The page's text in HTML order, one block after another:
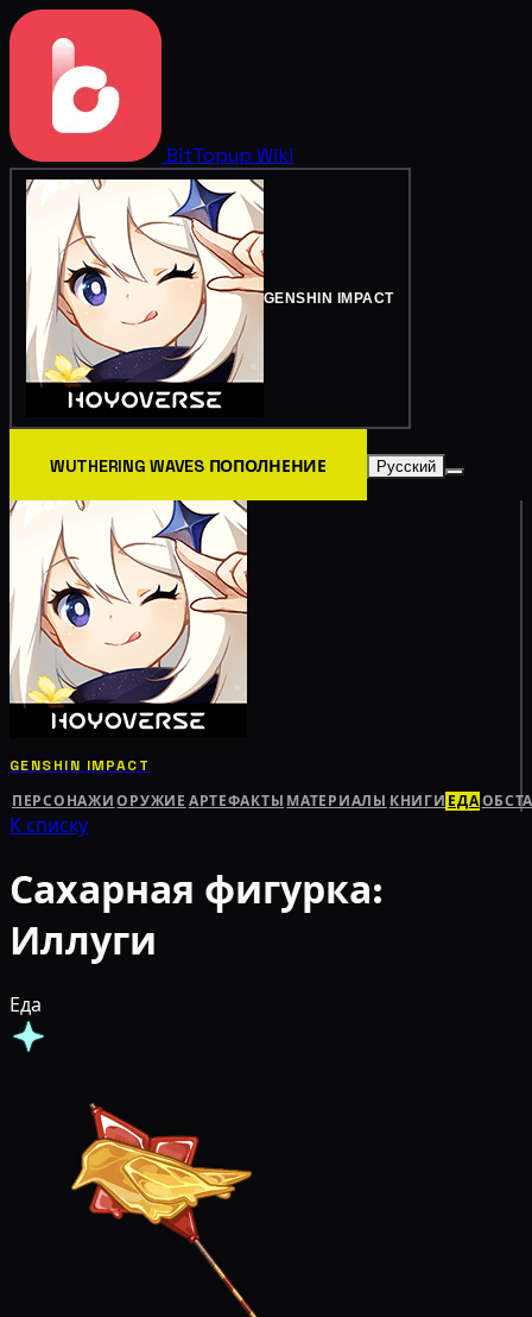
BitTopup Wiki
GENSHIN IMPACT
WUTHERING WAVES ПОПОЛНЕНИЕ Русский
GENSHIN IMPACT
ПЕРСОНАЖИ ОРУЖИЕ АРТЕФАКТЫ МАТЕРИАЛЫ КНИГИ ЕДА
К списку
Сахарная фигурка:
Иллуги
Еда